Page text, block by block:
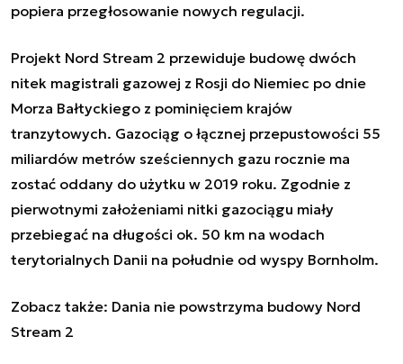
popiera przegłosowanie nowych regulacji.
Projekt Nord Stream 2 przewiduje budowę dwóch
nitek magistrali gazowej z Rosji do Niemiec po dnie
Morza Bałtyckiego z pominięciem krajów
tranzytowych. Gazociąg o łącznej przepustowości 55
miliardów metrów sześciennych gazu rocznie ma
zostać oddany do użytku w 2019 roku. Zgodnie z
pierwotnymi założeniami nitki gazociągu miały
przebiegać na długości ok. 50 km na wodach
terytorialnych Danii na południe od wyspy Bornholm.
Zobacz także: Dania nie powstrzyma budowy Nord
Stream 2